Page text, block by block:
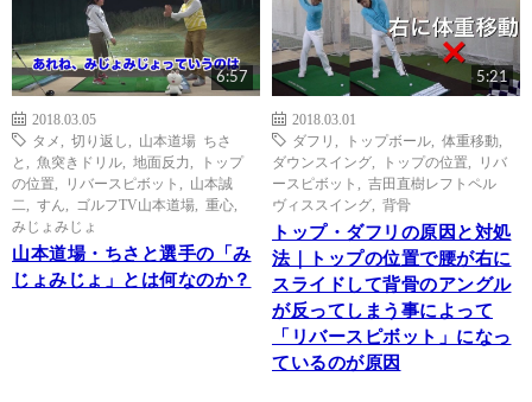
6:57
2018.03.05
タメ
切り返し
山本道場 ちさ
と
魚突きドリル 地面反力
トップ
の位置
リバースピボット
山本誠
二
すん ゴルフTV山本道場 重心
みじょみじょ
山本道場・ちさと選手の「み
じょみじょ」とは何なのか？
5:21
2018.03.01
ダフリ
トップボール 体重移動
ダウンスイング
トップの位置
リバ
ースピボット
吉田直樹レフトペル
ヴィススイング
背骨
トップ・ダフリの原因と対処
法｜トップの位置で腰が右に
スライドして背骨のアングル
が反ってしまう事によって
「リバースピボット」になっ
ているのが原因